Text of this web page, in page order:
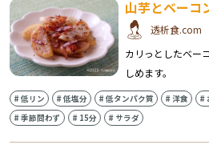
山芋とベーコ
透析食.com
カリっとしたベー
しめます。
#低リン #低塩分 #低タンパク質 #洋食 #
#季節問わず # 15分 # サラダ